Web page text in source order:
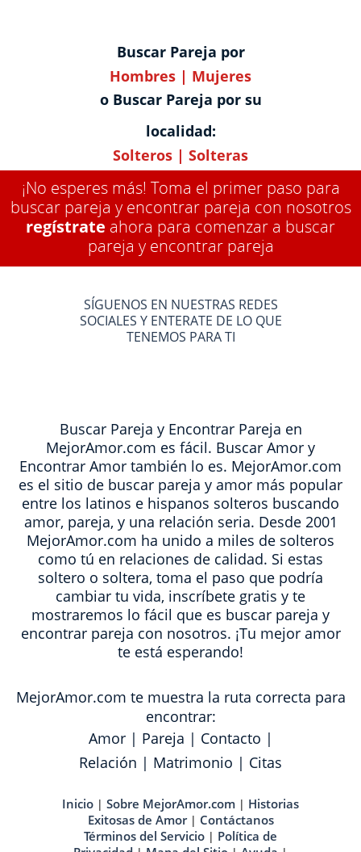
Buscar Pareja por
Hombres | Mujeres
o Buscar Pareja por su
localidad:
Solteros | Solteras
¡No esperes más! Toma el primer paso para
buscar pareja y encontrar pareja con nosotros
regístrate ahora para comenzar a buscar
pareja y encontrar pareja
SÍGUENOS EN NUESTRAS REDES
SOCIALES Y ENTERATE DE LO QUE
TENEMOS PARA TI
Buscar Pareja y Encontrar Pareja en
MejorAmor.com es fácil. Buscar Amor y
Encontrar Amor también lo es. MejorAmor.com
es el sitio de buscar pareja y amor más popular
entre los latinos e hispanos solteros buscando
amor, pareja, y una relación seria. Desde 2001
MejorAmor.com ha unido a miles de solteros
como tú en relaciones de calidad. Si estas
soltero o soltera, toma el paso que podría
cambiar tu vida, inscríbete gratis y te
mostraremos lo fácil que es buscar pareja y
encontrar pareja con nosotros. ¡Tu mejor amor
te está esperando!
MejorAmor.com te muestra la ruta correcta para
encontrar:
Amor| Pareja | Contacto |
Relación | Matrimonio | Citas
Inicio | Sobre MejorAmor.com | Historias
Exitosas de Amor| Contáctanos
Términos del Servicio | Política de